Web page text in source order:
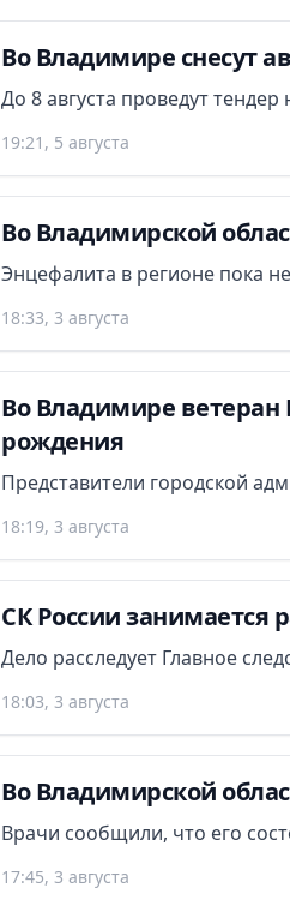
Во Владимире снесут
До 8 августа проведут
19:21, 5 августа
Во Владимирской
Энцефалита в регионе пока
18:33, 3 августа
Во Владимире ветеран
рождения
Представители городской
18:19, 3 августа
СК России занимается
Дело расследует Главное
18:03, 3 августа
Во Владимирской
Врачи сообщили, что его
17:45, 3 августа